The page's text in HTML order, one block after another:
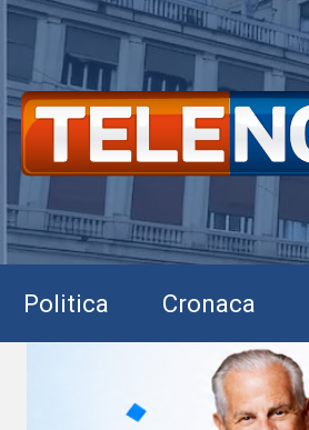
Politica Cronaca